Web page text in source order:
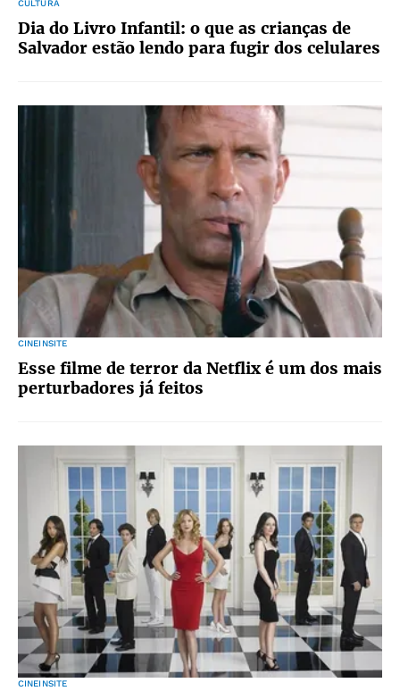
CULTURA
Dia do Livro Infantil: o que as crianças de
Salvador estão lendo para fugir dos celulares
CINEINSITE
Esse filme de terror da Netflix é um dos mais
perturbadores já feitos
CINEINSITE